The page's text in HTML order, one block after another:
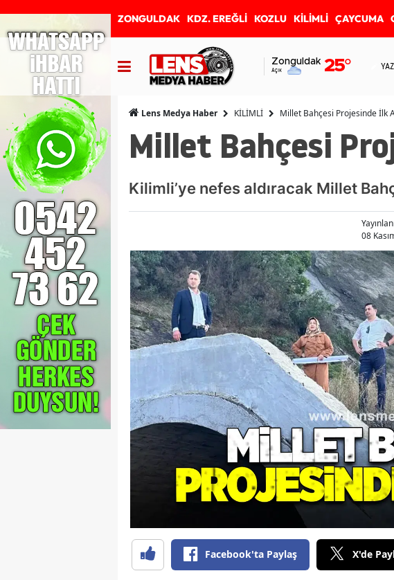
ZONGULDAK KDZ. EREĞLİ KOZLU KİLİMLİ ÇAYCUMA
Zonguldak
Açık 25°
Lens Medya Haber KİLİMLİ Millet Bahçesi Projesinde İlk
Millet Bahçesi
Kilimli’ye nefes aldıracak Millet
08
Facebook'ta Paylaş X'de